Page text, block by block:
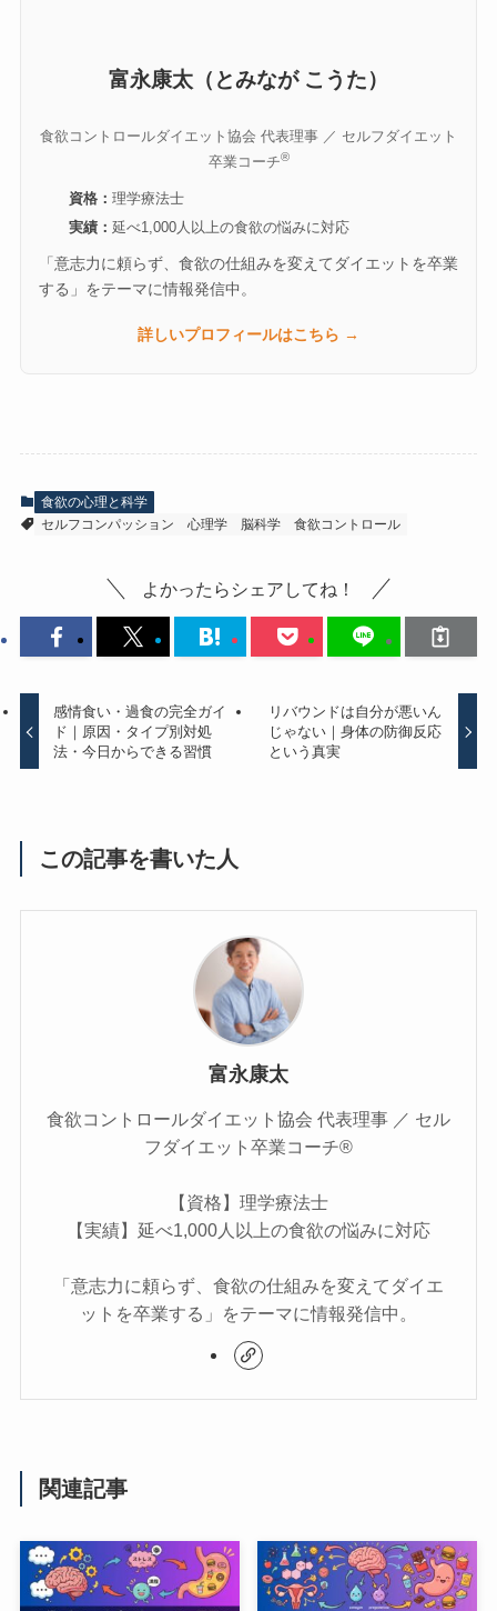
富永康太（とみなが こうた）
食欲コントロールダイエット協会 代表理事 ／ セルフダイエット
卒業コーチ®
資格： 理学療法士
実績： 延べ1,000人以上の食欲の悩みに対応
「意志力に頼らず、食欲の仕組みを変えてダイエットを卒業
する」をテーマに情報発信中。
詳しいプロフィールはこちら →
食欲の心理と科学
セルフコンパッション
心理学 脳科学 食欲コントロール
よかったらシェアしてね！
感情食い・過食の完全ガイ
ド｜原因・タイプ別対処
法・今日からできる習慣
リバウンドは自分が悪いん
じゃない｜身体の防御反応
という真実
この記事を書いた人
富永康太
食欲コントロールダイエット協会 代表理事 ／ セル
フダイエット卒業コーチ®
【資格】理学療法士
【実績】延べ1,000人以上の食欲の悩みに対応
「意志力に頼らず、食欲の仕組みを変えてダイエ
ットを卒業する」をテーマに情報発信中。
関連記事